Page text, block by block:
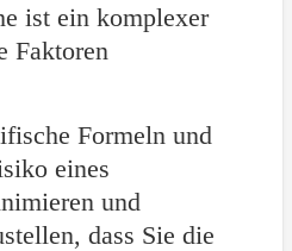
ist ein komplexer
Faktoren
Formeln und
eines
und
dass Sie die